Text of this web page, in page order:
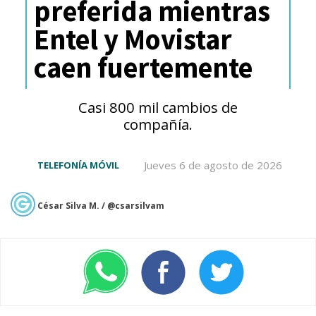
en un diseño ergonómico que
distribuye el peso para
minimizar la fatiga facial.
preferida mientras
Entel y Movistar
caen fuertemente
Casi 800 mil cambios de
compañía.
Jueves 6 de agosto de 2026
TELEFONÍA MÓVIL
César Silva M. / @csarsilvam